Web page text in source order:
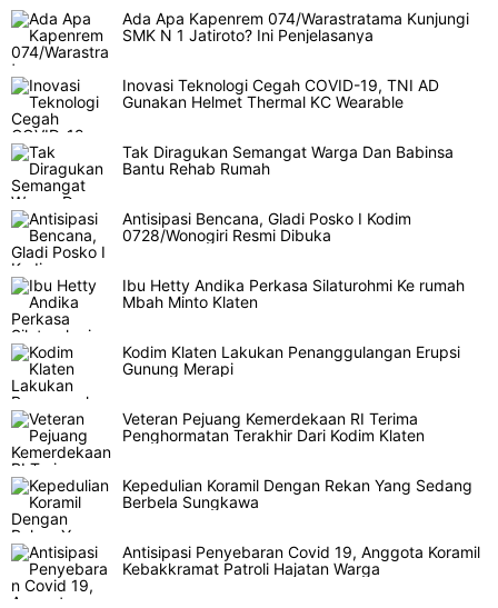
Ada Apa Kapenrem 074/Warastratama Kunjungi
SMK N 1 Jatiroto? Ini Penjelasanya
Inovasi Teknologi Cegah COVID-19, TNI AD
Gunakan Helmet Thermal KC Wearable
Tak Diragukan Semangat Warga Dan Babinsa
Bantu Rehab Rumah
Antisipasi Bencana, Gladi Posko I Kodim
0728/Wonogiri Resmi Dibuka
Ibu Hetty Andika Perkasa Silaturohmi Ke rumah
Mbah Minto Klaten
Kodim Klaten Lakukan Penanggulangan Erupsi
Gunung Merapi
Veteran Pejuang Kemerdekaan RI Terima
Penghormatan Terakhir Dari Kodim Klaten
Kepedulian Koramil Dengan Rekan Yang Sedang
Berbela Sungkawa
Antisipasi Penyebaran Covid 19, Anggota Koramil
Kebakkramat Patroli Hajatan Warga